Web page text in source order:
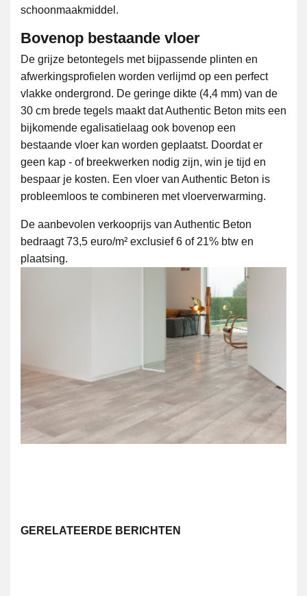
schoonmaakmiddel.
Bovenop bestaande vloer
De grijze betontegels met bijpassende plinten en
afwerkingsprofielen worden verlijmd op een perfect
vlakke ondergrond. De geringe dikte (4,4 mm) van de
30 cm brede tegels maakt dat Authentic Beton mits een
bijkomende egalisatielaag ook bovenop een
bestaande vloer kan worden geplaatst. Doordat er
geen kap - of breekwerken nodig zijn, win je tijd en
bespaar je kosten. Een vloer van Authentic Beton is
probleemloos te combineren met vloerverwarming.
De aanbevolen verkooprijs van Authentic Beton
bedraagt 73,5 euro/m² exclusief 6 of 21% btw en
plaatsing.
GERELATEERDE BERICHTEN